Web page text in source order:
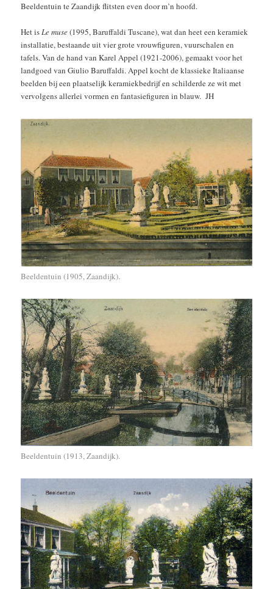
Beeldentuin te Zaandijk flitsten even door m’n hoofd.
Het isLe muse(1995, Baruffaldi Tuscane), wat dan heet een keramiek
installatie, bestaande uit vier grote vrouwfiguren, vuurschalen en
tafels. Van de hand van Karel Appel (1921-2006), gemaakt voor het
landgoed van Giulio Baruffaldi. Appel kocht de klassieke Italiaanse
beelden bij een plaatselijk keramiekbedrijf en schilderde ze wit met
vervolgens allerlei vormen en fantasiefiguren in blauw. JH
Beeldentuin (1905, Zaandijk).
Beeldentuin (1913, Zaandijk).